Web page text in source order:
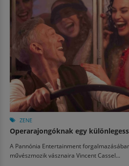
ZENE
Operarajongóknak egy
A Pannónia Entertainment
művészmozik vásznaira Vincent Cassel...